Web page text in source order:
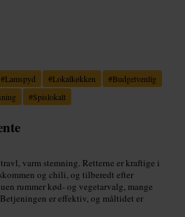
#Lamspyd #Lokalkøkken #Budgetvenlig
#Spislokalt
varm stemning. Retterne er kraftige i
og chili, og tilberedt efter
rummer kød- og vegetarvalg, mange
er effektiv, og måltidet er